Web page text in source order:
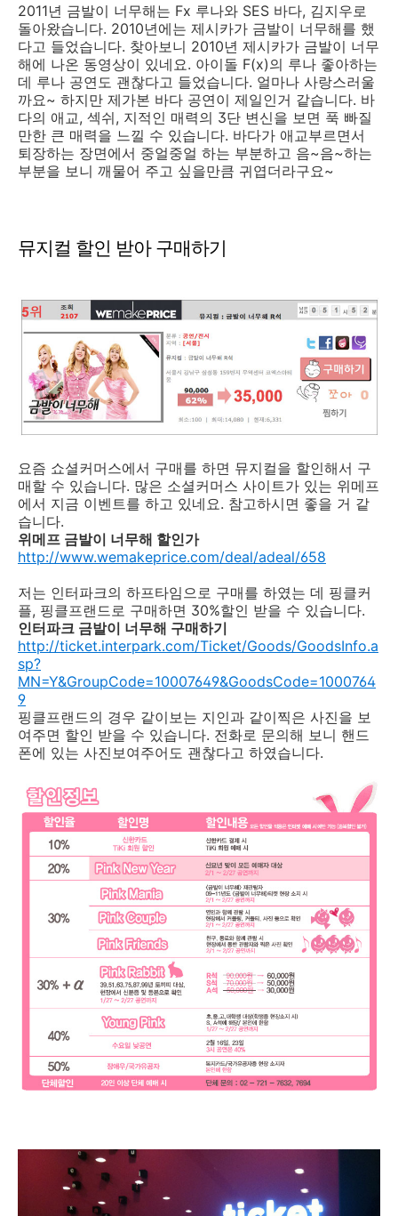
2011년 금발이 너무해는 Fx 루나와 SES 바다, 김지우로
돌아왔습니다. 2010년에는 제시카가 금발이 너무해를 했
다고 들었습니다. 찾아보니 2010년 제시카가 금발이 너무
해에 나온 동영상이 있네요. 아이돌 F(x)의 루나 좋아하는
데 루나 공연도 괜찮다고 들었습니다. 얼마나 사랑스러울
까요~ 하지만 제가본 바다 공연이 제일인거 같습니다. 바
다의 애교, 섹쉬, 지적인 매력의 3단 변신을 보면 푹 빠질
만한 큰 매력을 느낄 수 있습니다. 바다가 애교부르면서
퇴장하는 장면에서 중얼중얼 하는 부분하고 음~음~하는
부분을 보니 깨물어 주고 싶을만큼 귀엽더라구요~
뮤지컬 할인 받아 구매하기
요즘 쇼셜커머스에서 구매를 하면 뮤지컬을 할인해서 구
매할 수 있습니다. 많은 소셜커머스 사이트가 있는 위메프
에서 지금 이벤트를 하고 있네요. 참고하시면 좋을 거 같
습니다.
위메프 금발이 너무해 할인가
http://www.wemakeprice.com/deal/adeal/658
저는 인터파크의 하프타임으로 구매를 하였는 데 핑클커
플, 핑클프랜드로 구매하면 30%할인 받을 수 있습니다.
인터파크 금발이 너무해 구매하기
http://ticket.interpark.com/Ticket/Goods/GoodsInfo.a
sp?
MN=Y&GroupCode=10007649&GoodsCode=1000764
9
핑클프랜드의 경우 같이보는 지인과 같이찍은 사진을 보
여주면 할인 받을 수 있습니다. 전화로 문의해 보니 핸드
폰에 있는 사진보여주어도 괜찮다고 하였습니다.